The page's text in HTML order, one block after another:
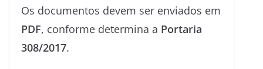
Os documentos devem ser enviados em
PDF, conforme determina a Portaria
308/2017.